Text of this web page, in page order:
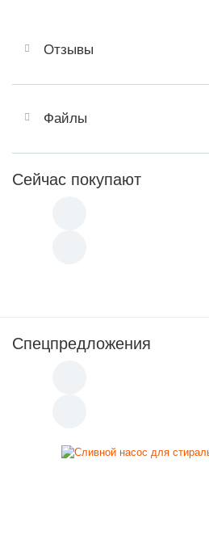
Отзывы
Файлы
Сейчас покупают
Спецпредложения